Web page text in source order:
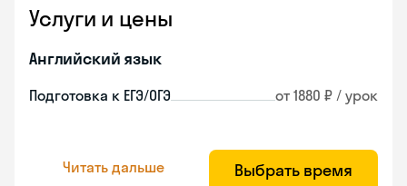
Услуги и цены
Английский язык
Подготовка к ЕГЭ/ОГЭ от 1880 ₽ / урок
Читать дальше Выбрать время